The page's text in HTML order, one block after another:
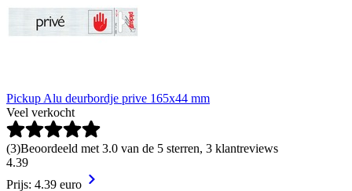
Pickup Alu deurbordje prive 165x44 mm
Veel verkocht
(3)Beoordeeld met 3.0 van de 5 sterren, 3 klantreviews
4.39
Prijs: 4.39 euro